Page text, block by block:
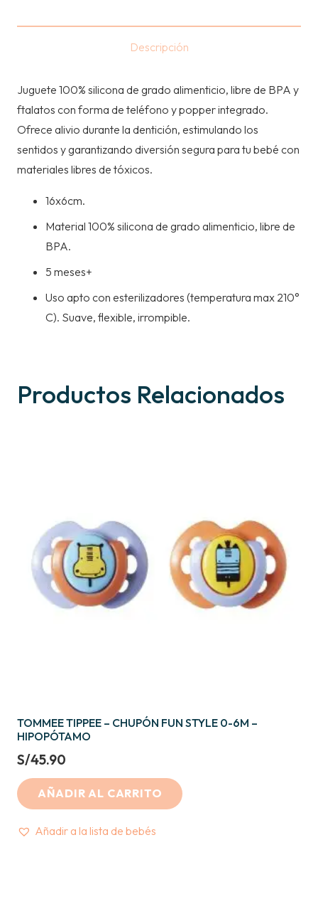
DUSTY
Descripción
Juguete 100% silicona de grado alimenticio, libre de BPA y
ftalatos con forma de teléfono y popper integrado.
Ofrece alivio durante la dentición, estimulando los
sentidos y garantizando diversión segura para tu bebé con
materiales libres de tóxicos.
16x6cm.
Material 100% silicona de grado alimenticio, libre de
BPA.
5 meses+
Uso apto con esterilizadores (temperatura max 210°
C). Suave, flexible, irrompible.
Productos Relacionados
TOMMEE TIPPEE – CHUPÓN FUN STYLE 0-6M –
HIPOPÓTAMO
S/45.90
AÑADIR AL CARRITO
Añadir a la lista de bebés